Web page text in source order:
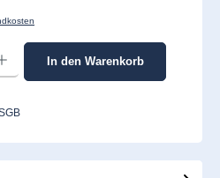
Wert ein oder benutze die Schaltflächen
In den Warenkorb